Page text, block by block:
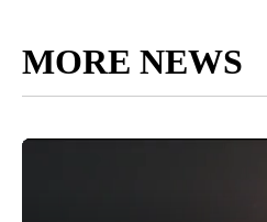
MORE NEWS